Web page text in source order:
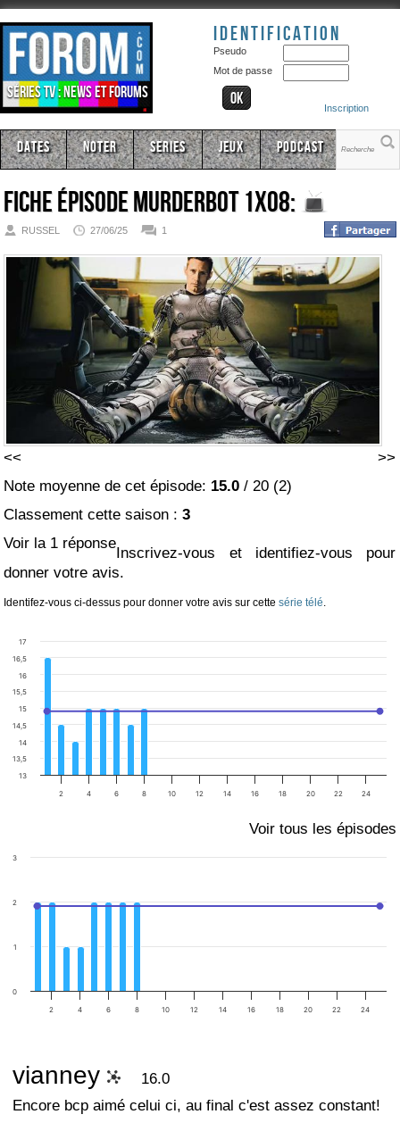
Séries TV : news et forums
Identification
Pseudo
Mot de passe
Inscription
Dates Noter Series Jeux Podcast
Fiche épisodeMurderbot 1x08:
RUSSEL 27/06/25 1
<<
>>
Note moyenne de cet épisode: 15.0 / 20 (2)
Classement cette saison :3
Voir la 1 réponse
Inscrivez-vous et identifiez-vous pour
donner votre avis.
Identifez-vous ci-dessus pour donner votre avis sur cettesérie télé
2 4 6 8 10 12 14 16 18 20 22 24
13
13,5
14
14,5
15
15,5
16
16,5
17
Voir tous les épisodes
2 4 6 8 10 12 14 16 18 20 22 24
0
1
2
3
vianney
16.0
Encore bcp aimé celui ci, au final c'est assez constant!